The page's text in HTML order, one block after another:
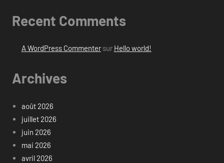
Recent Comments
A WordPress Commentersur Hello world!
Archives
août 2026
juillet 2026
juin 2026
mai 2026
avril 2026